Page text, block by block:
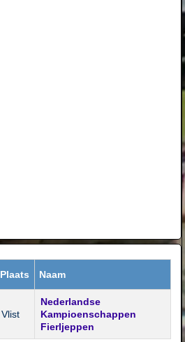
Plaats Naam
Vlist
Nederlandse
Kampioenschappen
Fierljeppen